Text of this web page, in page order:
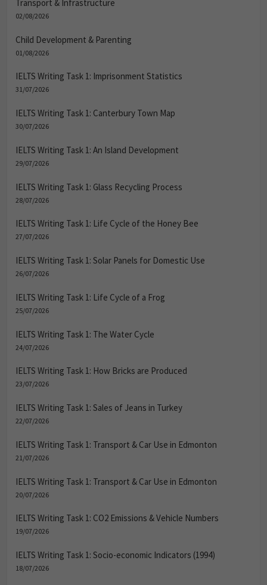
Transport & Infrastructure
02/08/2026
Child Development & Parenting
01/08/2026
IELTS Writing Task 1: Imprisonment Statistics
31/07/2026
IELTS Writing Task 1: Canterbury Town Map
30/07/2026
IELTS Writing Task 1: An Island Development
29/07/2026
IELTS Writing Task 1: Glass Recycling Process
28/07/2026
IELTS Writing Task 1: Life Cycle of the Honey Bee
27/07/2026
IELTS Writing Task 1: Solar Panels for Domestic Use
26/07/2026
IELTS Writing Task 1: Life Cycle of a Frog
25/07/2026
IELTS Writing Task 1: The Water Cycle
24/07/2026
IELTS Writing Task 1: How Bricks are Produced
23/07/2026
IELTS Writing Task 1: Sales of Jeans in Turkey
22/07/2026
IELTS Writing Task 1: Transport & Car Use in Edmonton
21/07/2026
IELTS Writing Task 1: Transport & Car Use in Edmonton
20/07/2026
IELTS Writing Task 1: CO2 Emissions & Vehicle Numbers
19/07/2026
IELTS Writing Task 1: Socio-economic Indicators (1994)
18/07/2026